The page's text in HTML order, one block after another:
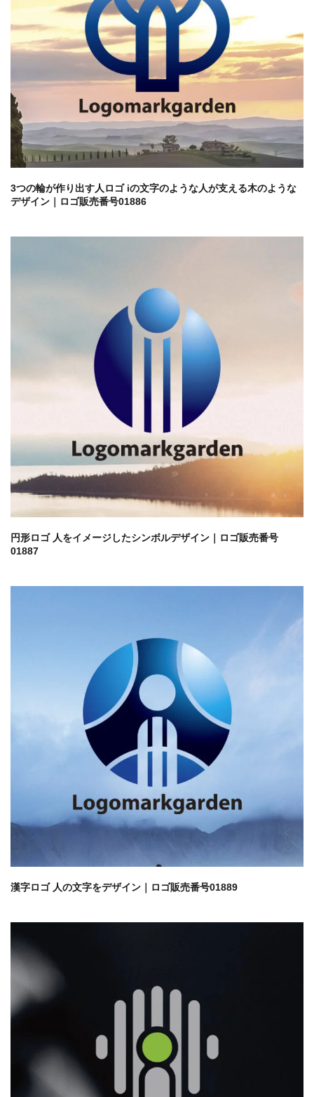
3つの輪が作り出す人ロゴ iの文字のような人が支える木のような
デザイン｜ロゴ販売番号01886
円形ロゴ 人をイメージしたシンボルデザイン｜ロゴ販売番号
01887
漢字ロゴ 人の文字をデザイン｜ロゴ販売番号01889